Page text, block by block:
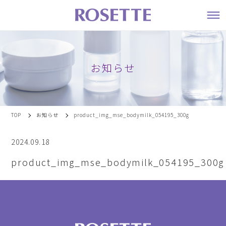
お知らせ
TOP お知らせ product_img_mse_bodymilk_054195_300g
2024.09.18
product_img_mse_bodymilk_054195_300g